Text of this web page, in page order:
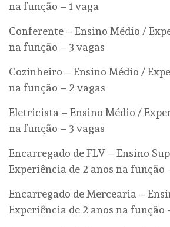
na função – 1 vaga
Conferente – Ensino Médio /
na função – 3 vagas
Cozinheiro – Ensino Médio /
na função – 2 vagas
Eletricista – Ensino Médio /
na função – 3 vagas
Encarregado de FLV – Ensino
Experiência de 2 anos na função
Encarregado de Mercearia –
Experiência de 2 anos na função